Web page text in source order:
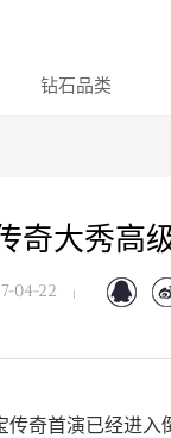
钻石品类
奇大秀高
04-22
传奇首演已经进